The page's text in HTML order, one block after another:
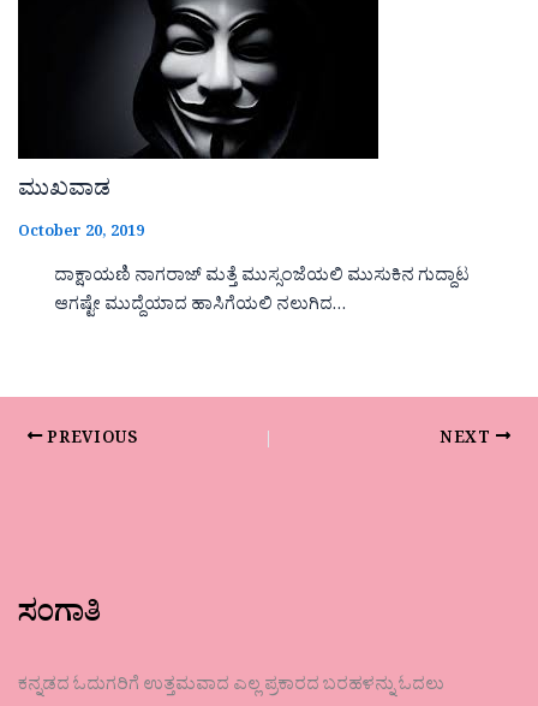
ಮುಖವಾಡ
October 20, 2019
ದಾಕ್ಷಾಯಣಿ ನಾಗರಾಜ್ ಮತ್ತೆ ಮುಸ್ಸಂಜೆಯಲಿ ಮುಸುಕಿನ ಗುದ್ದಾಟ
ಆಗಷ್ಟೇ ಮುದ್ದೆಯಾದ ಹಾಸಿಗೆಯಲಿ ನಲುಗಿದ…
PREVIOUS NEXT
ಸಂಗಾತಿ
ಕನ್ನಡದ ಓದುಗರಿಗೆ ಉತ್ತಮವಾದ ಎಲ್ಲ ಪ್ರಕಾರದ ಬರಹಳನ್ನು ಓದಲು